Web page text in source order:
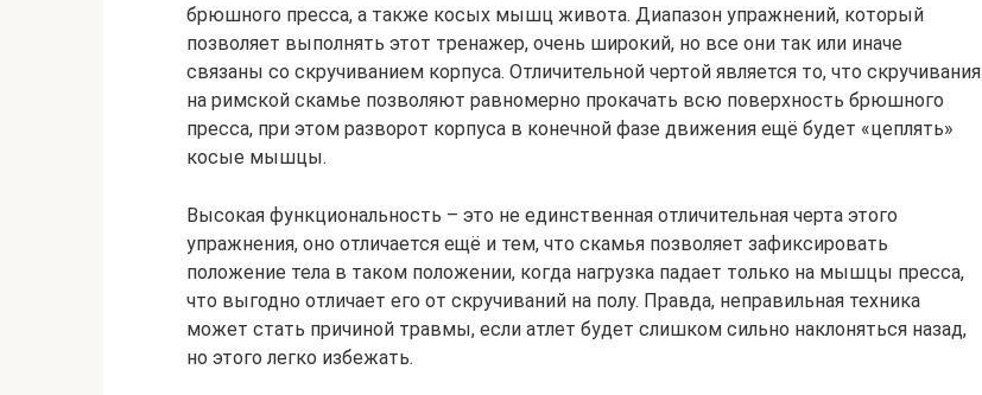
брюшного пресса, а также косых мышц живота. Диапазон упражнений, который
позволяет выполнять этот тренажер, очень широкий, но все они так или иначе
связаны со скручиванием корпуса. Отличительной чертой является то, что скручивания
на римской скамье позволяют равномерно прокачать всю поверхность брюшного
пресса, при этом разворот корпуса в конечной фазе движения ещё будет «цеплять»
косые мышцы.
Высокая функциональность – это не единственная отличительная черта этого
упражнения, оно отличается ещё и тем, что скамья позволяет зафиксировать
положение тела в таком положении, когда нагрузка падает только на мышцы пресса,
что выгодно отличает его от скручиваний на полу. Правда, неправильная техника
может стать причиной травмы, если атлет будет слишком сильно наклоняться назад,
но этого легко избежать.